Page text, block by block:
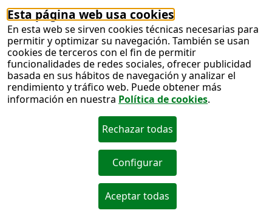
Esta página web usa cookies
En esta web se sirven cookies técnicas necesarias para
permitir y optimizar su navegación. También se usan
cookies de terceros con el fin de permitir
funcionalidades de redes sociales, ofrecer publicidad
basada en sus hábitos de navegación y analizar el
rendimiento y tráfico web. Puede obtener más
información en nuestra Política de cookies.